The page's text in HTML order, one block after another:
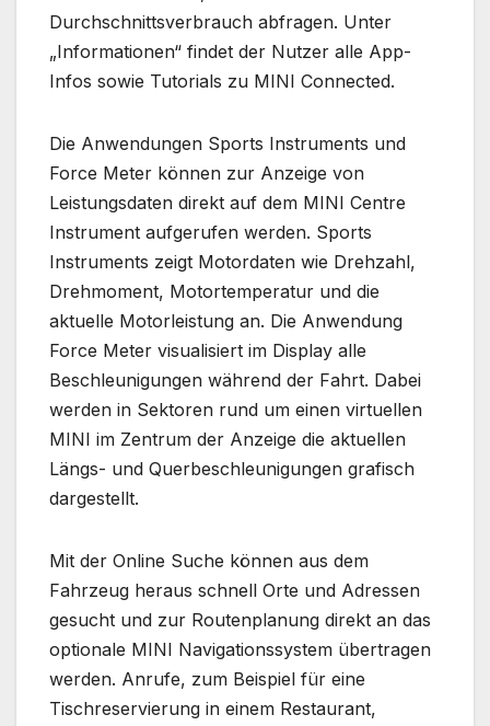
Durchschnittsverbrauch abfragen. Unter
„Informationen“ findet der Nutzer alle App-
Infos sowie Tutorials zu MINI Connected.
Die Anwendungen Sports Instruments und
Force Meter können zur Anzeige von
Leistungsdaten direkt auf dem MINI Centre
Instrument aufgerufen werden. Sports
Instruments zeigt Motordaten wie Drehzahl,
Drehmoment, Motortemperatur und die
aktuelle Motorleistung an. Die Anwendung
Force Meter visualisiert im Display alle
Beschleunigungen während der Fahrt. Dabei
werden in Sektoren rund um einen virtuellen
MINI im Zentrum der Anzeige die aktuellen
Längs- und Querbeschleunigungen grafisch
dargestellt.
Mit der Online Suche können aus dem
Fahrzeug heraus schnell Orte und Adressen
gesucht und zur Routenplanung direkt an das
optionale MINI Navigationssystem übertragen
werden. Anrufe, zum Beispiel für eine
Tischreservierung in einem Restaurant,